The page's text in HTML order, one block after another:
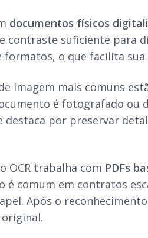
documentos físicos
contraste suficiente para
formatos, o que facilita
imagem mais comuns
é fotografado ou
destaca por preservar
OCR trabalha com PDFs
é comum em contratos
Após o